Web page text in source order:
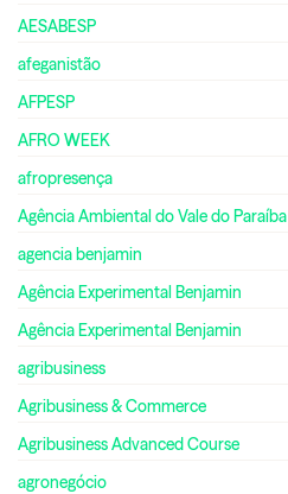
AESABESP
afeganistão
AFPESP
AFRO WEEK
afropresença
Agência Ambiental do Vale do Paraíba
agencia benjamin
Agência Experimental Benjamin
Agência Experimental Benjamin
agribusiness
Agribusiness & Commerce
Agribusiness Advanced Course
agronegócio